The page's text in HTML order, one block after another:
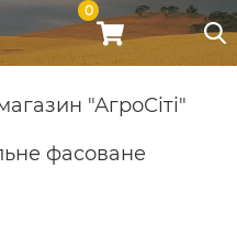
0
"АгроСіті"
фасоване